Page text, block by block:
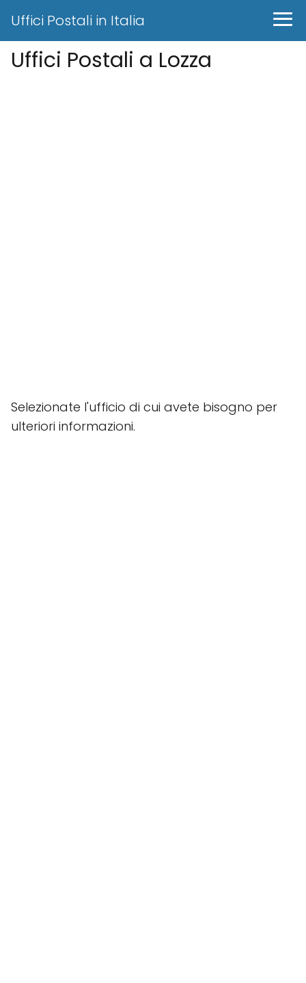
Uffici Postali in Italia
Uffici Postali a Lozza
Selezionate l'ufficio di cui avete bisogno per
ulteriori informazioni.